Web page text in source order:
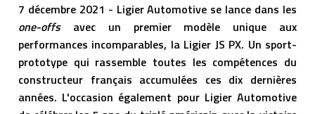
7 décembre 2021 - Ligier Automotive se lance dans les
one-offsavec un premier modèle unique aux
performances incomparables, la Ligier JS PX. Un sport-
prototype qui rassemble toutes les compétences du
constructeur français accumulées ces dix dernières
années. L'occasion également pour Ligier Automotive